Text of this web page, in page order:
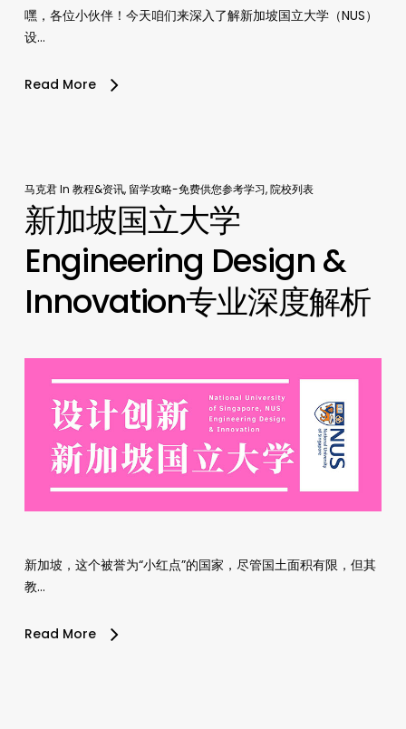
嘿，各位小伙伴！今天咱们来深入了解新加坡国立大学（NUS）
设…
Read More
马克君In 教程&资讯, 留学攻略-免费供您参考学习,院校列表
新加坡国立大学
Engineering Design &
Innovation专业深度解析
新加坡，这个被誉为“小红点”的国家，尽管国土面积有限，但其
教…
Read More